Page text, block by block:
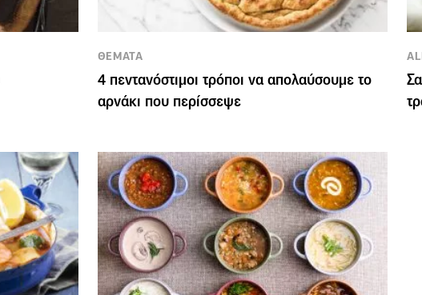
ΘΕΜΑΤΑ
4 πεντανόστιμοι τρόποι να απολαύσουμε το
αρνάκι που περίσσεψε